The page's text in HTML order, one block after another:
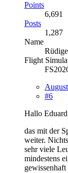
Points
6,691
Posts
1,287
Name
Flight
#6
Hallo
das mit der
weiter.
sehr viele
mindestens